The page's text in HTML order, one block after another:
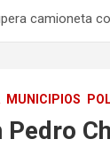
camioneta
MUNICIPIOS
Pedro